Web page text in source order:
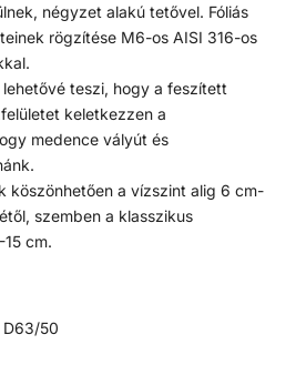
négyzet alakú tetővel. Fóliás
rögzítése M6-os AISI 316-os
teszi, hogy a feszített
keletkezzen a
medence vályút és
köszönhetően a vízszint alig 6 cm-
szemben a klasszikus
cm.
D63/50